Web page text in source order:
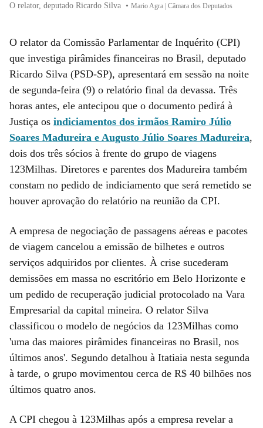
O relator, deputado Ricardo Silva • Mario Agra | Câmara dos Deputados
O relator da Comissão Parlamentar de Inquérito (CPI)
que investiga pirâmides financeiras no Brasil, deputado
Ricardo Silva (PSD-SP), apresentará em sessão na noite
de segunda-feira (9) o relatório final da devassa. Três
horas antes, ele antecipou que o documento pedirá à
Justiça os indiciamentos dos irmãos Ramiro Júlio
Soares Madureira e Augusto Júlio Soares Madureira,
dois dos três sócios à frente do grupo de viagens
123Milhas. Diretores e parentes dos Madureira também
constam no pedido de indiciamento que será remetido se
houver aprovação do relatório na reunião da CPI.
A empresa de negociação de passagens aéreas e pacotes
de viagem cancelou a emissão de bilhetes e outros
serviços adquiridos por clientes. À crise sucederam
demissões em massa no escritório em Belo Horizonte e
um pedido de recuperação judicial protocolado na Vara
Empresarial da capital mineira. O relator Silva
classificou o modelo de negócios da 123Milhas como
'uma das maiores pirâmides financeiras no Brasil, nos
últimos anos'. Segundo detalhou à Itatiaia nesta segunda
à tarde, o grupo movimentou cerca de R$ 40 bilhões nos
últimos quatro anos.
A CPI chegou à 123Milhas após a empresa revelar a